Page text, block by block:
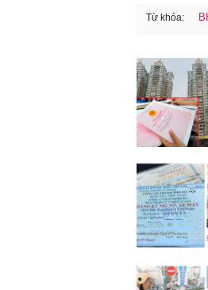
Từ khóa: